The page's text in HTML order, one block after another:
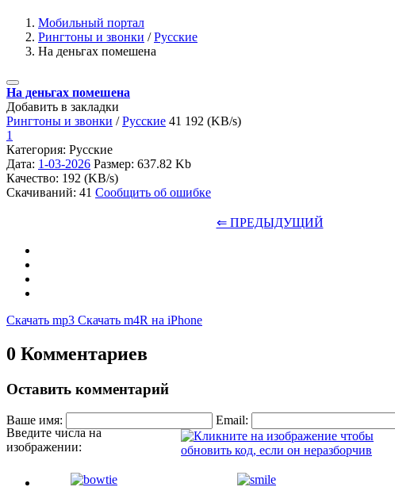
Мобильный портал
Рингтоны и звонки /Русские
На деньгах помешена
На деньгах помешена
Добавить в закладки
Рингтоны и звонки /Русские 41 192 (KB/s)
1
Категория: Русские
Дата: 1-03-2026 Размер: 637.82 Kb
Качество: 192 (KB/s)
Скачиваний: 41 Сообщить об ошибке
⇐ ПРЕДЫДУЩИЙ
Скачать mp3 Скачать m4R на iPhone
0 Комментариев
Оставить комментарий
Ваше имя:
Email:
Введите числа на
изображении: